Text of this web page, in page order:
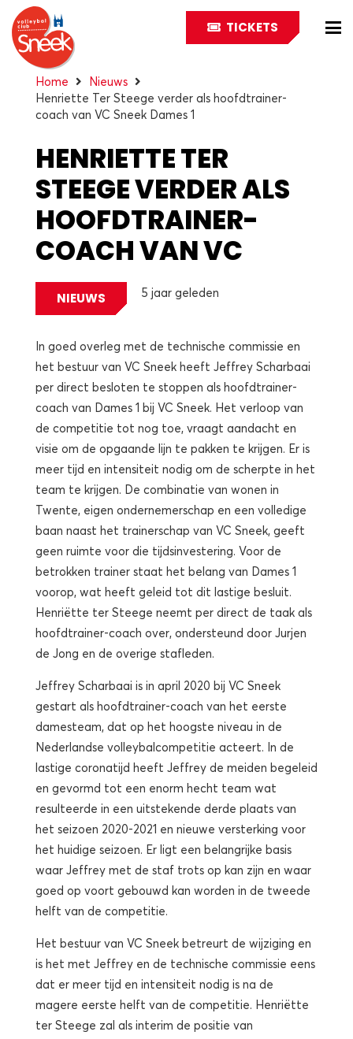
TICKETS
Home
Nieuws
Henriette Ter Steege verder als hoofdtrainer-
coach van VC Sneek Dames 1
HENRIETTE TER
STEEGE VERDER ALS
HOOFDTRAINER-
COACH VAN VC
SNEEK DAMES 1
NIEUWS 5 jaar geleden
In goed overleg met de technische commissie en
het bestuur van VC Sneek heeft Jeffrey Scharbaai
per direct besloten te stoppen als hoofdtrainer-
coach van Dames 1 bij VC Sneek. Het verloop van
de competitie tot nog toe, vraagt aandacht en
visie om de opgaande lijn te pakken te krijgen. Er is
meer tijd en intensiteit nodig om de scherpte in het
team te krijgen. De combinatie van wonen in
Twente, eigen ondernemerschap en een volledige
baan naast het trainerschap van VC Sneek, geeft
geen ruimte voor die tijdsinvestering. Voor de
betrokken trainer staat het belang van Dames 1
voorop, wat heeft geleid tot dit lastige besluit.
Henriëtte ter Steege neemt per direct de taak als
hoofdtrainer-coach over, ondersteund door Jurjen
de Jong en de overige stafleden.
Jeffrey Scharbaai is in april 2020 bij VC Sneek
gestart als hoofdtrainer-coach van het eerste
damesteam, dat op het hoogste niveau in de
Nederlandse volleybalcompetitie acteert. In de
lastige coronatijd heeft Jeffrey de meiden begeleid
en gevormd tot een enorm hecht team wat
resulteerde in een uitstekende derde plaats van
het seizoen 2020-2021 en nieuwe versterking voor
het huidige seizoen. Er ligt een belangrijke basis
waar Jeffrey met de staf trots op kan zijn en waar
goed op voort gebouwd kan worden in de tweede
helft van de competitie.
Het bestuur van VC Sneek betreurt de wijziging en
is het met Jeffrey en de technische commissie eens
dat er meer tijd en intensiteit nodig is na de
magere eerste helft van de competitie. Henriëtte
ter Steege zal als interim de positie van